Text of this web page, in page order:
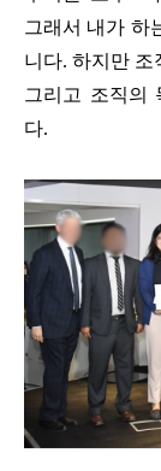
그래서 내가 하
니다. 하지만 조
그리고 조직의
다.